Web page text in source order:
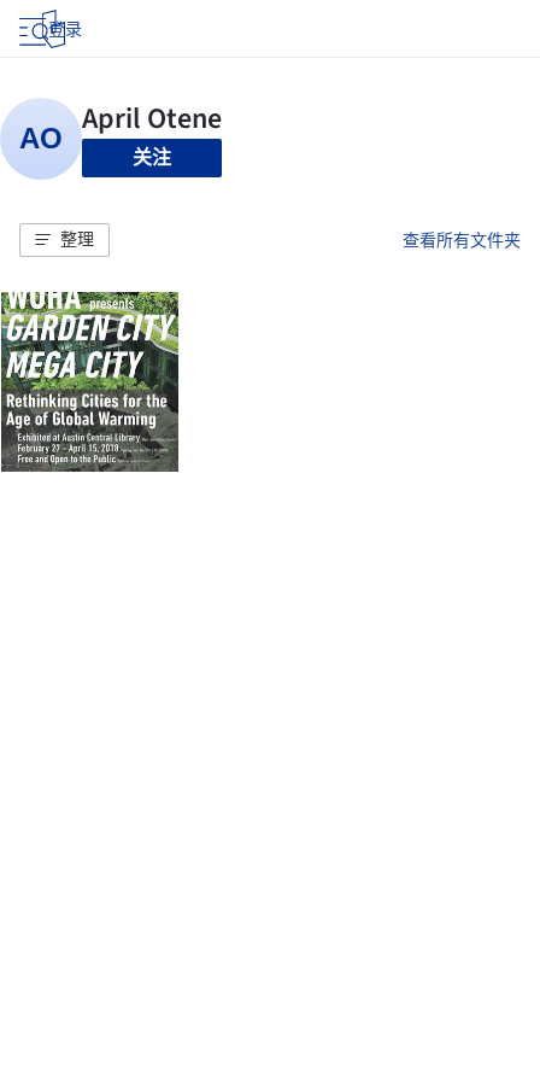
登录
关注
整理 查看所有文件夹